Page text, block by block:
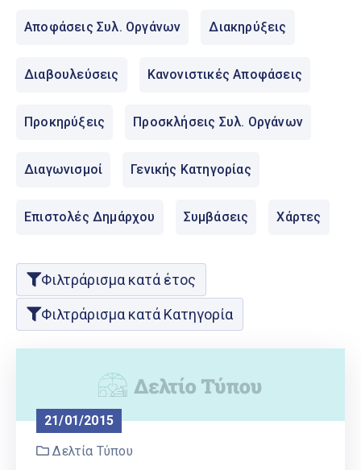
Εθελοντών
English
Αποφάσεις Συλ. Οργάνων Διακηρύξεις
Διαβουλεύσεις Κανονιστικές Αποφάσεις
Προκηρύξεις Προσκλήσεις Συλ. Οργάνων
Διαγωνισμοί Γενικής Κατηγορίας
Επιστολές Δημάρχου Συμβάσεις Χάρτες
Φιλτράρισμα κατά έτος
Φιλτράρισμα κατά Κατηγορία
21/01/2015
Δελτία Τύπου